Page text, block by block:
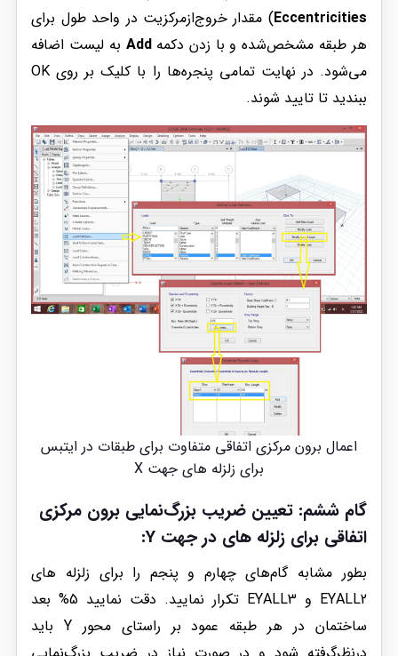
Eccentricities) مقدار خروج‌از‌مرکزیت در واحد طول برای
هر طبقه مشخص‌شده و با زدن دکمهAdd به لیست اضافه‌
می‌شود. در نهایت تمامی پنجره‌ها را با کلیک بر روی OK
ببندید تا تایید شوند.
اعمال برون مرکزی اتفاقی متفاوت برای طبقات در ایتبس
برای زلزله های جهت X
گام ششم: تعیین ضریب بزرگ‌نمایی برون مرکزی
اتفاقی برای زلزله های در جهت Y:
بطور مشابه گام‌های چهارم و پنجم را برای زلزله های
EYALL2 و EYALL3 تکرار نمایید. دقت نمایید 5% بعد
ساختمان در هر طبقه عمود بر راستای محور Y باید